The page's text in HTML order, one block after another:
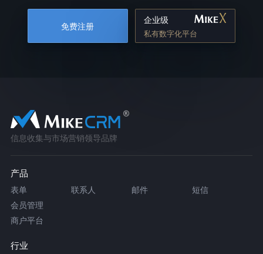
免费注册
企业级
私有数字化平台
信息收集与市场营销领导品牌
产品
表单 联系人 邮件
短信
会员管理
商户平台
行业